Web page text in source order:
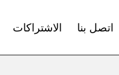
اتصل بنا الاشتراكات